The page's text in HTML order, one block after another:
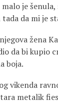
je
da mi je
žena
da bi kupio
boja.
vikenda
metalik